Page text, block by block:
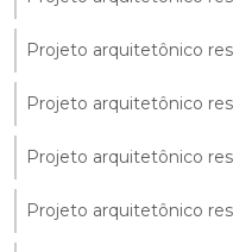
Projeto arquitetônico
Projeto arquitetônico
Projeto arquitetônico
Projeto arquitetônico